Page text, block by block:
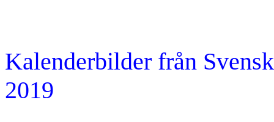
Kalenderbilder från
2019